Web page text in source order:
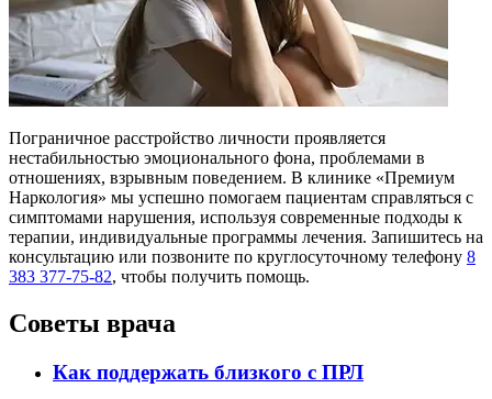
Пограничное расстройство личности проявляется
нестабильностью эмоционального фона, проблемами в
отношениях, взрывным поведением. В клинике «Премиум
Наркология» мы успешно помогаем пациентам справляться с
симптомами нарушения, используя современные подходы к
терапии, индивидуальные программы лечения. Запишитесь на
консультацию или позвоните по круглосуточному телефону 8
383 377-75-82, чтобы получить помощь.
Советы врача
Как поддержать близкого с ПРЛ